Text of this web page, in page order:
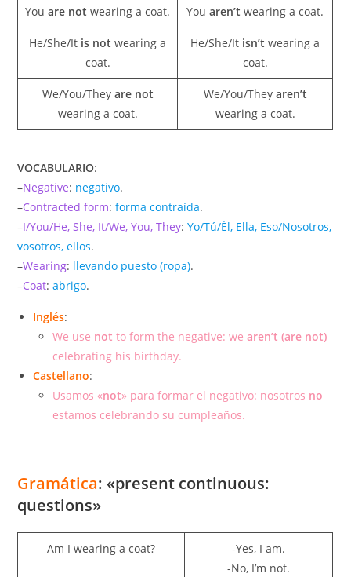
Youare not wearing a coat. Youaren’t wearing a coat.
He/She/It is notwearing a
coat.
He/She/It isn’t wearing a
coat.
We/You/They are not
wearing a coat.
We/You/They aren’t
wearing a coat.
VOCABULARIO:
–Negative: negativo.
–Contracted form: forma contraída.
–I/You/He, She, It/We, You, They:Yo/Tú/Él, Ella, Eso/Nosotros,
vosotros, ellos.
–Wearing: llevando puesto (ropa).
–Coat:abrigo.
Inglés:
We use notto form the negative: wearen’t (are not)
celebrating his birthday.
Castellano:
Usamos «not» para formar el negativo: nosotros no
estamos celebrando su cumpleaños.
Gramática: «present continuous:
questions»
Am I wearing a coat?
-Yes, I am.
-No, I’m not.